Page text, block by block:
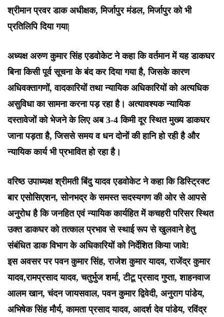
श्रीमान प्रवर डाक अधीक्षक, मिर्जापुर मंडल, मिर्जापुर को भी
प्रतिलिपि दिया गया|
अध्यक्ष अरुण कुमार सिंह एडवोकेट ने कहा कि वर्तमान में यह डाकघर
बिना किसी पूर्व सूचना के बंद कर दिया गया है, जिसके कारण
अधिवक्तागणों, वादकारियों तथा न्यायिक अधिकारियों को अत्यधिक
असुविधा का सामना करना पड़ रहा है। अत्यावश्यक न्यायिक
दस्तावेजों को भेजने के लिए अब 3-4 किमी दूर स्थित मुख्य डाकघर
जाना पड़ता है, जिससे समय व धन दोनों की हानि हो रही है और
न्यायिक कार्य भी प्रभावित हो रहा है।
वरिष्ठ उपाध्यक्ष श्रीमती बिंदु यादव एडवोकेट ने कहा कि डिस्ट्रिक्ट
बार एसोसिएशन, सोनभद्र के समस्त सदस्यगण की ओर से आपसे
अनुरोध है कि जनहित एवं न्यायिक कार्यहित में कचहरी परिसर स्थित
उक्त डाकघर को तत्काल प्रभाव से स्थाई रूप से खुलवाने हेतु
संबंधित डाक विभाग के अधिकारियों को निर्देशित किया जावे!
इस अवसर पर पवन कुमार सिंह, राजेश कुमार यादव, राजेंद्र कुमार
यादव,रामप्रसाद यादव, चतुर्भुज शर्मा, टीटू प्रसाद गुप्ता, शाहनवाज
आलम खान, चंदन जायसवाल, पवन कुमार द्विवेदी, अनुराग पांडेय,
अभिषेक सिंह मौर्य, कामता प्रसाद यादव, आदर्श देव पांडेय, रविंद्र